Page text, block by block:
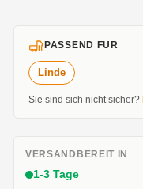
PASSEND FÜR
Linde
Sie sind sich nicht sicher?
VERSANDBEREIT IN
1-3 Tage